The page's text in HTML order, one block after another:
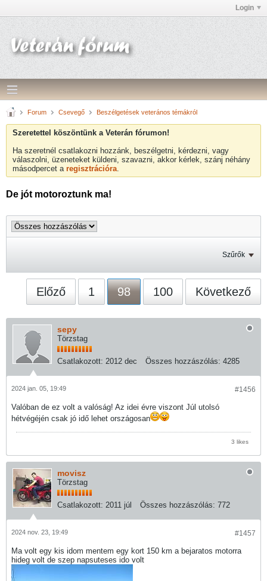
Login
Forum Csevegő Beszélgetések veterános témákról
Szeretettel köszöntünk a Veterán fórumon!
Ha szeretnél csatlakozni hozzánk, beszélgetni, kérdezni, vagy
válaszolni, üzeneteket küldeni, szavazni, akkor kérlek, szánj néhány
másodpercet a regisztrációra.
De jót motoroztunk ma!
Szűrők
Előző 1 98 100 Következő
sepy
Törzstag
Csatlakozott: 2012 dec Összes hozzászólás: 4285
#1456
2024 jan. 05, 19:49
Valóban de ez volt a valóság! Az idei évre viszont Júl utolsó
hétvégéjén csak jó idő lehet országosan
3 likes
movisz
Törzstag
Csatlakozott: 2011 júl Összes hozzászólás: 772
#1457
2024 nov. 23, 19:49
Ma volt egy kis idom mentem egy kort 150 km a bejaratos motorra
hideg volt de szep napsuteses ido volt